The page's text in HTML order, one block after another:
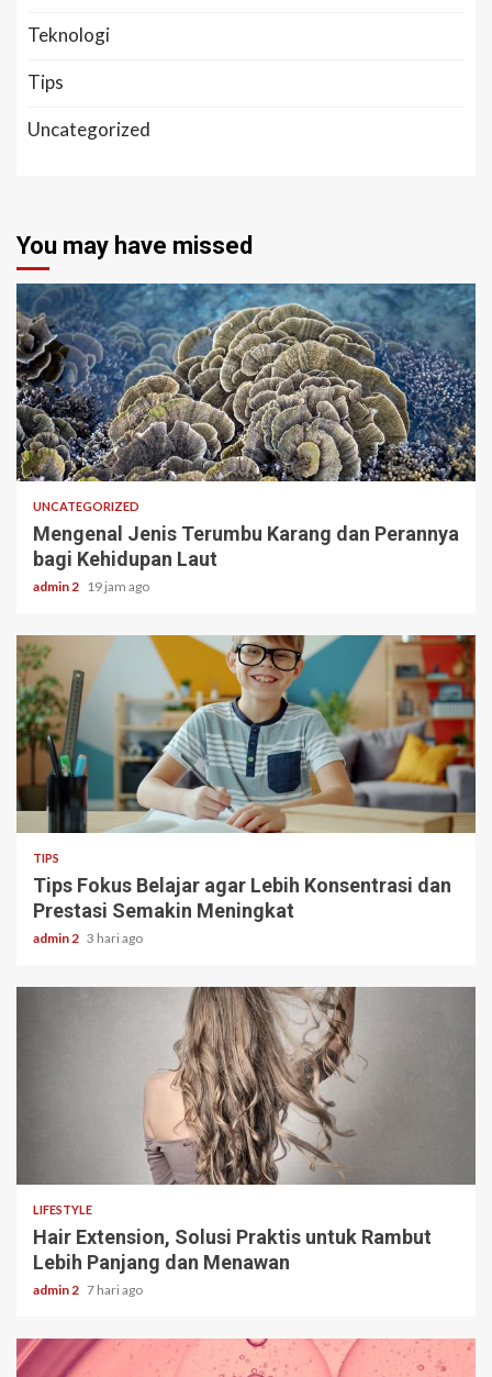
Teknologi
Tips
Uncategorized
You may have missed
3 min read
UNCATEGORIZED
Mengenal Jenis Terumbu Karang dan Perannya
bagi Kehidupan Laut
admin 2 19 jam ago
3 min read
TIPS
Tips Fokus Belajar agar Lebih Konsentrasi dan
Prestasi Semakin Meningkat
admin 2 3 hari ago
LIFESTYLE
Hair Extension, Solusi Praktis untuk Rambut
Lebih Panjang dan Menawan
admin 2 7 hari ago